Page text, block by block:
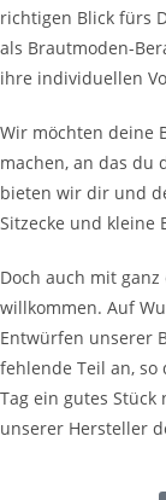
richtigen Blick fürs
als Brautmoden-
ihre individuellen
Wir möchten deine
machen, an das du
bieten wir dir und
Sitzecke und kleine
Doch auch mit
willkommen. Auf
Entwürfen unserer
fehlende Teil an,
Tag ein gutes
unserer Hersteller